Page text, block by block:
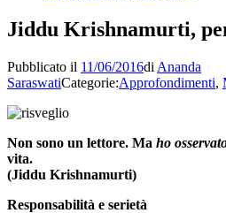
Jiddu Krishnamurti,
Pubblicato il 11/06/2016di Ananda
SaraswatiCategorie:Approfondimenti,
Non sono un lettore. Ma ho
vita.
(Jiddu Krishnamurti)
Responsabilità e serietà